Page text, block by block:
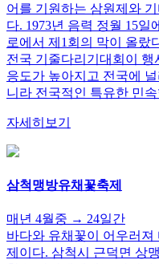
어를 기원하는 삼원제와
다. 1973년 음력 정월 15일
로에서 제1회의 막이 올랐
전국 기줄다리기대회이
응도가 높아지고 전국에
니라 전국적인 특유한 민
자세히보기
삼척맹방유채꽃축제
매년 4월중 → 24일간
바다와 유채꽃이 어우러
제이다. 삼척시 근덕면 상